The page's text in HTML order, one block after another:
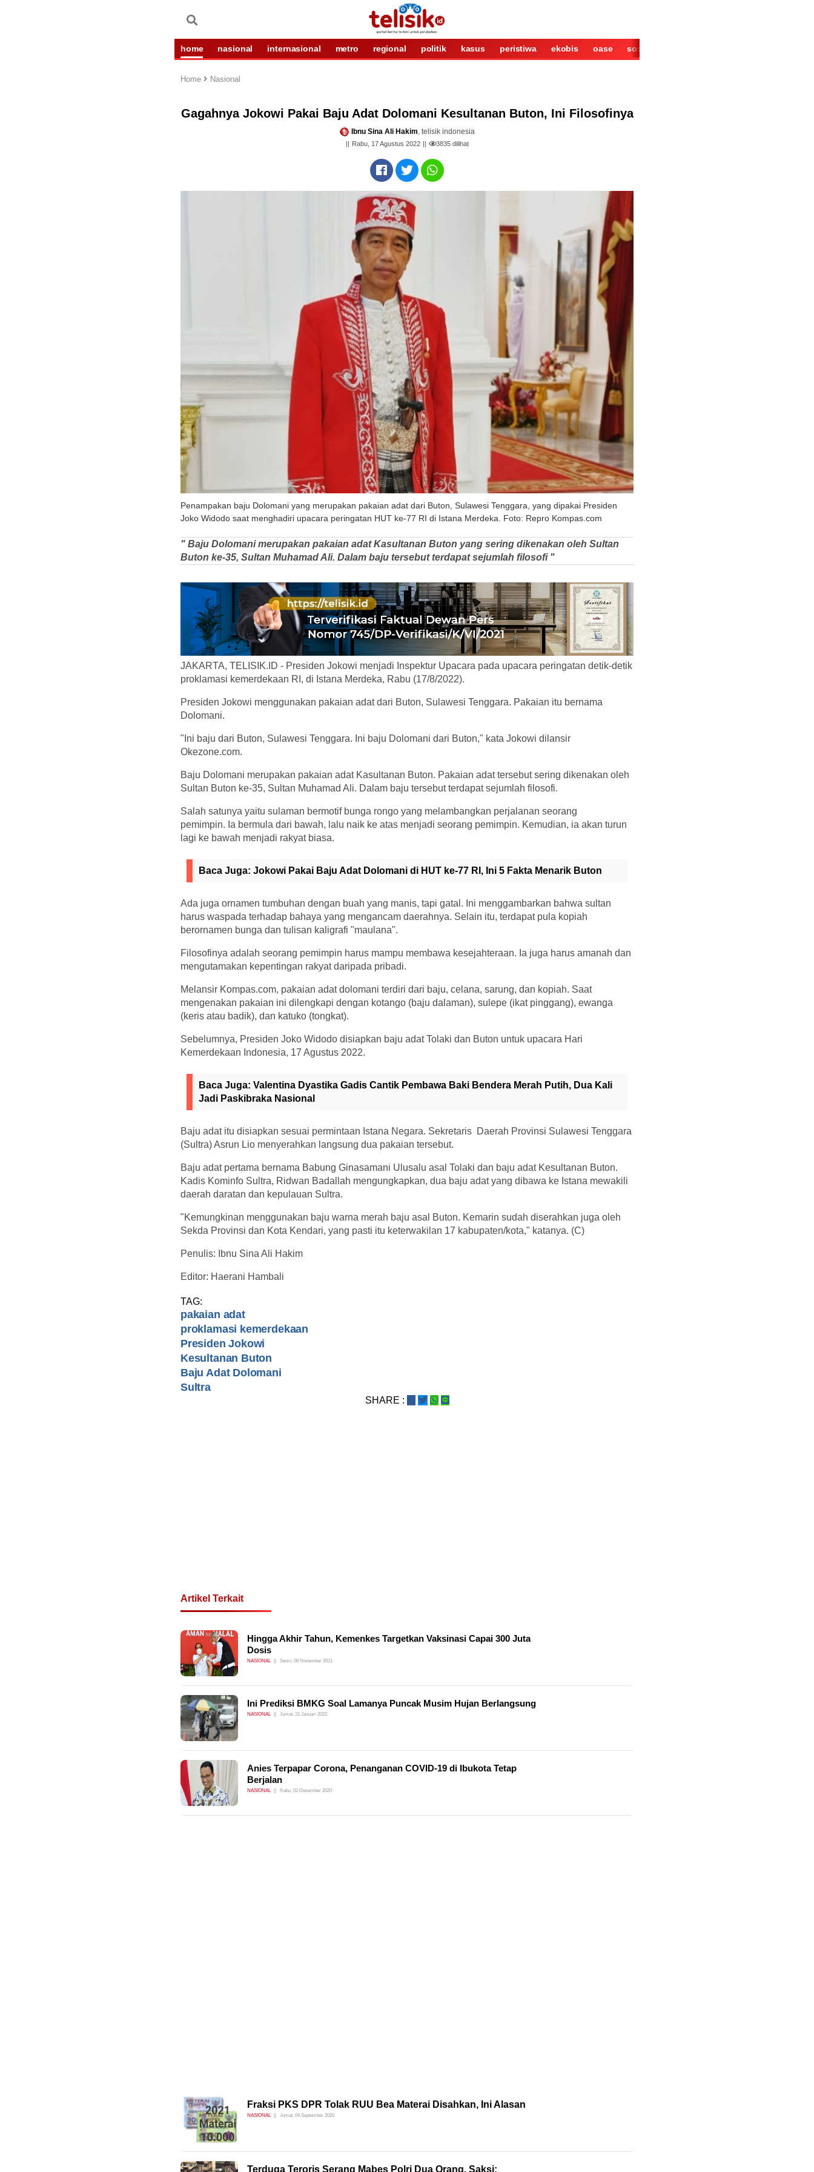
home nasional internasional metro regional politik kasus peristiwa ekobis oase sosok
Home Nasional
Gagahnya Jokowi Pakai Baju Adat Dolomani Kesultanan Buton, Ini Filosofinya
Ibnu Sina Ali Hakim, telisik indonesia
Rabu, 17 Agustus 2022 3835dilihat
Penampakan baju Dolomani yang merupakan pakaian adat dari Buton, Sulawesi Tenggara, yang dipakai Presiden
Joko Widodo saat menghadiri upacara peringatan HUT ke-77 RI di Istana Merdeka. Foto: Repro Kompas.com
" Baju Dolomani merupakan pakaian adat Kasultanan Buton yang sering dikenakan oleh Sultan
Buton ke-35, Sultan Muhamad Ali. Dalam baju tersebut terdapat sejumlah filosofi "
JAKARTA, TELISIK.ID - Presiden Jokowi menjadi Inspektur Upacara pada upacara peringatan detik-detik
proklamasi kemerdekaan RI, di Istana Merdeka, Rabu (17/8/2022).
Presiden Jokowi menggunakan pakaian adat dari Buton, Sulawesi Tenggara. Pakaian itu bernama
Dolomani.
"Ini baju dari Buton, Sulawesi Tenggara. Ini baju Dolomani dari Buton," kata Jokowi dilansir
Okezone.com.
Baju Dolomani merupakan pakaian adat Kasultanan Buton. Pakaian adat tersebut sering dikenakan oleh
Sultan Buton ke-35, Sultan Muhamad Ali. Dalam baju tersebut terdapat sejumlah filosofi.
Salah satunya yaitu sulaman bermotif bunga rongo yang melambangkan perjalanan seorang
pemimpin. Ia bermula dari bawah, lalu naik ke atas menjadi seorang pemimpin. Kemudian, ia akan turun
lagi ke bawah menjadi rakyat biasa.
Baca Juga: Jokowi Pakai Baju Adat Dolomani di HUT ke-77 RI, Ini 5 Fakta Menarik Buton
Ada juga ornamen tumbuhan dengan buah yang manis, tapi gatal. Ini menggambarkan bahwa sultan
harus waspada terhadap bahaya yang mengancam daerahnya. Selain itu, terdapat pula kopiah
berornamen bunga dan tulisan kaligrafi "maulana".
Filosofinya adalah seorang pemimpin harus mampu membawa kesejahteraan. Ia juga harus amanah dan
mengutamakan kepentingan rakyat daripada pribadi.
Melansir Kompas.com, pakaian adat dolomani terdiri dari baju, celana, sarung, dan kopiah. Saat
mengenakan pakaian ini dilengkapi dengan kotango (baju dalaman), sulepe (ikat pinggang), ewanga
(keris atau badik), dan katuko (tongkat).
Sebelumnya, Presiden Joko Widodo disiapkan baju adat Tolaki dan Buton untuk upacara Hari
Kemerdekaan Indonesia, 17 Agustus 2022.
Baca Juga: Valentina Dyastika Gadis Cantik Pembawa Baki Bendera Merah Putih, Dua Kali
Jadi Paskibraka Nasional
Baju adat itu disiapkan sesuai permintaan Istana Negara. Sekretaris Daerah Provinsi Sulawesi Tenggara
(Sultra) Asrun Lio menyerahkan langsung dua pakaian tersebut.
Baju adat pertama bernama Babung Ginasamani Ulusalu asal Tolaki dan baju adat Kesultanan Buton.
Kadis Kominfo Sultra, Ridwan Badallah mengungkapkan, dua baju adat yang dibawa ke Istana mewakili
daerah daratan dan kepulauan Sultra.
"Kemungkinan menggunakan baju warna merah baju asal Buton. Kemarin sudah diserahkan juga oleh
Sekda Provinsi dan Kota Kendari, yang pasti itu keterwakilan 17 kabupaten/kota," katanya. (C)
Penulis: Ibnu Sina Ali Hakim
Editor: Haerani Hambali
TAG:
pakaian adat
proklamasi kemerdekaan
Presiden Jokowi
Kesultanan Buton
Baju Adat Dolomani
Sultra
SHARE :
Artikel Terkait
Hingga Akhir Tahun, Kemenkes Targetkan Vaksinasi Capai 300 Juta
Dosis
NASIONAL Senin, 08 November 2021
Ini Prediksi BMKG Soal Lamanya Puncak Musim Hujan Berlangsung
NASIONAL Jumat, 21 Januari 2022
Anies Terpapar Corona, Penanganan COVID-19 di Ibukota Tetap
Berjalan
NASIONAL Rabu, 02 Desember 2020
Fraksi PKS DPR Tolak RUU Bea Materai Disahkan, Ini Alasan
NASIONAL Jumat, 04 September 2020
Terduga Teroris Serang Mabes Polri Dua Orang, Saksi: